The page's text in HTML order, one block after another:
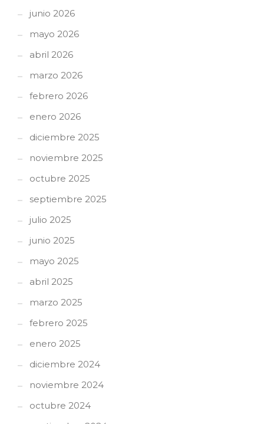
junio 2026
mayo 2026
abril 2026
marzo 2026
febrero 2026
enero 2026
diciembre 2025
noviembre 2025
octubre 2025
septiembre 2025
julio 2025
junio 2025
mayo 2025
abril 2025
marzo 2025
febrero 2025
enero 2025
diciembre 2024
noviembre 2024
octubre 2024